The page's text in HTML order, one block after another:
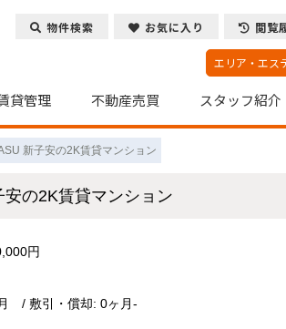
物件検索 お気に入り 閲覧
エリア・エス
貸管理 不動産売買 スタッフ紹介
新子安の2K賃貸マンション
の2K賃貸マンション
円
/ 敷引・償却: 0ヶ月-